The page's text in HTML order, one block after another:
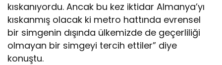
kıskanıyordu. Ancak bu kez iktidar Almanya’yı
kıskanmış olacak ki metro hattında evrensel
bir simgenin dışında ülkemizde de geçerliliği
olmayan bir simgeyi tercih ettiler” diye
konuştu.